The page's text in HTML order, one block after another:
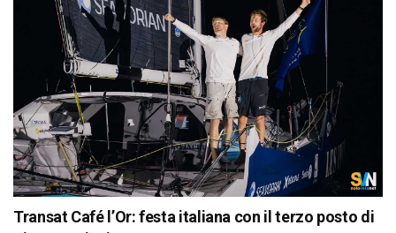
Transat Café l’Or: festa italiana con il terzo posto di